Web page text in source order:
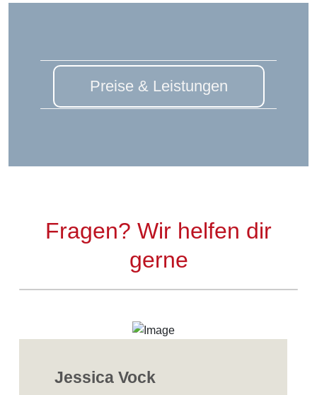
Preise & Leistungen
Fragen? Wir helfen dir
gerne
Jessica Vock